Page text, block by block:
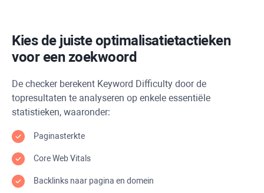
Kies de juiste optimalisatietactieken
voor een zoekwoord
De checker berekent Keyword Difficulty door de
topresultaten te analyseren op enkele essentiële
statistieken, waaronder:
Paginasterkte
Core Web Vitals
Backlinks naar pagina en domein